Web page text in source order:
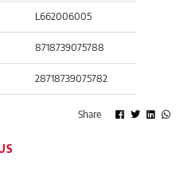
L662006005
8718739075788
28718739075782
Share